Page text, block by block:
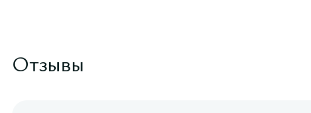
Отзывы